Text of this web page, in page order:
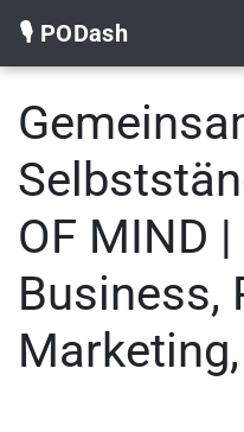
🎙️ PODash
OF MIND
Business,